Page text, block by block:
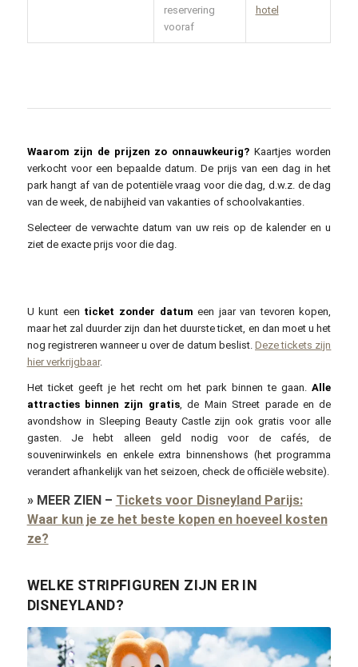
reservering
vooraf
hotel
Waarom zijn de prijzen zo onnauwkeurig? Kaartjes worden
verkocht voor een bepaalde datum. De prijs van een dag in het
park hangt af van de potentiële vraag voor die dag, d.w.z. de dag
van de week, de nabijheid van vakanties of schoolvakanties.
Selecteer de verwachte datum van uw reis op de kalender en u
ziet de exacte prijs voor die dag.
U kunt een ticket zonder datum een jaar van tevoren kopen,
maar het zal duurder zijn dan het duurste ticket, en dan moet u het
nog registreren wanneer u over de datum beslist.Deze tickets zijn
hier verkrijgbaar.
Het ticket geeft je het recht om het park binnen te gaan.Alle
attracties binnen zijn gratis, de Main Street parade en de
avondshow in Sleeping Beauty Castle zijn ook gratis voor alle
gasten. Je hebt alleen geld nodig voor de cafés, de
souvenirwinkels en enkele extra binnenshows (het programma
verandert afhankelijk van het seizoen, check de officiële website).
» MEER ZIEN– Tickets voor Disneyland Parijs:
Waar kun je ze het beste kopen en hoeveel kosten
ze?
WELKE STRIPFIGUREN ZIJN ER IN
DISNEYLAND?